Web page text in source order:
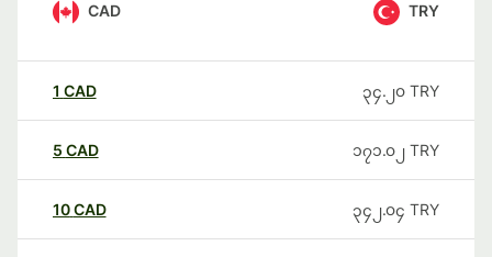
CAD TRY
1 CAD ၃၄.၂၀ TRY
5 CAD ၁၇၁.၀၂ TRY
10CAD ၃၄၂.၀၄ TRY